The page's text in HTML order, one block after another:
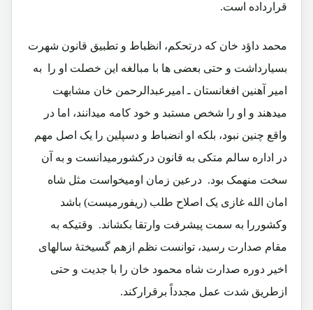
قرارداده است.
محمد داؤد خان که درتحکم، انظباط و تطبیق قانون شهرت
بسیارداشت و حتی بعضی ها با مبالغه این خصلت او را به
امیر آهنین افغانستان ـ امیرعبدالرحمن خان مشابهت
میدهند و او را شخص مستبد و خود کامه میدانند، اما در
واقع چنین نبود، بلکه او انضباط و دسپلین را یک اصل مهم
در اداره سالم متکی به قانون درکشورمیدانست و به آن
سخت منهمک بود. درعین زمان اومیخواست مثل شاه
امان الله غازی یک اصلاح طلب (ریفورمیست) باشد
وکشوررا به سمت پیشرفت وارتقا بکشاند. وقتیکه به
مقام صدارت رسید، توانست نظم ازهم گسیختۀ سالهای
اخیر دوره صدارت شاه محمود خان را با جدیت و حتی
ازطریق شدت عمل مجدداً برقرارکند.